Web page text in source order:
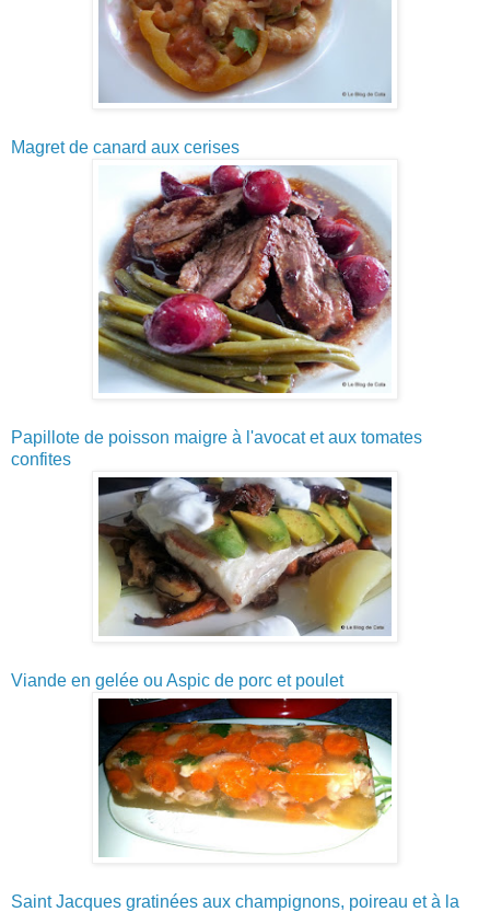
Magret de canard aux cerises
Papillote de poisson maigre à l'avocat et aux tomates
confites
Viande en gelée ou Aspic de porc et poulet
Saint Jacques gratinées aux champignons, poireau et à la